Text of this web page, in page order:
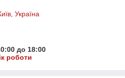
Україна
до 18:00
роботи